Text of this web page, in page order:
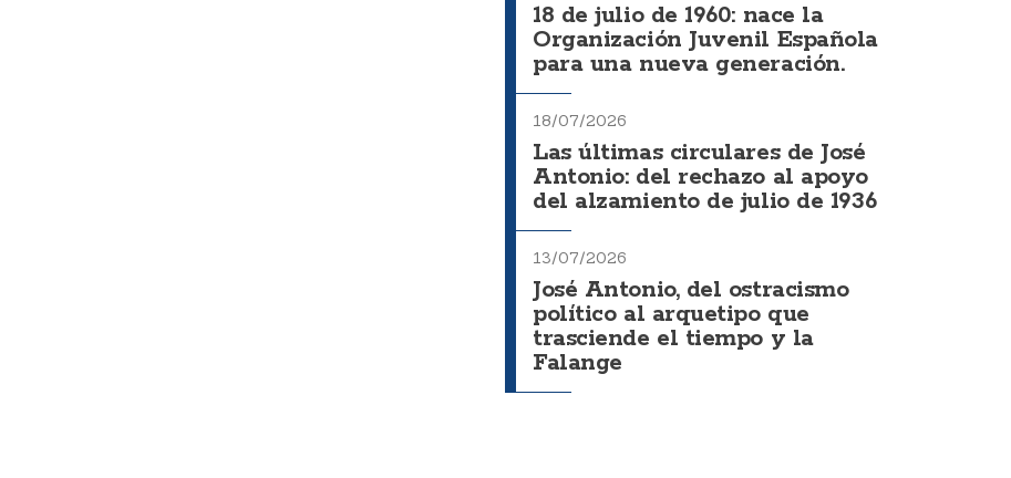
18 de julio de 1960: nace la
Organización Juvenil Española
para una nueva generación.
18/07/2026
Las últimas circulares de José
Antonio: del rechazo al apoyo
del alzamiento de julio de 1936
13/07/2026
José Antonio, del ostracismo
político al arquetipo que
trasciende el tiempo y la
Falange